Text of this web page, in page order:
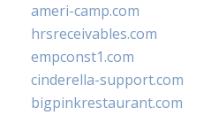
ameri-camp.com
hrsreceivables.com
empconst1.com
cinderella-support.com
bigpinkrestaurant.com